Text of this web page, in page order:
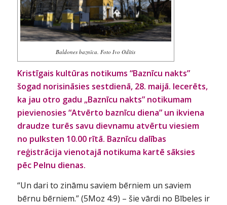
Baldones baznīca. Foto Ivo Odītis
Kristīgais kultūras notikums “Baznīcu nakts”
šogad norisināsies sestdienā, 28. maijā. Iecerēts,
ka jau otro gadu „Baznīcu nakts” notikumam
pievienosies “Atvērto baznīcu diena” un ikviena
draudze turēs savu dievnamu atvērtu viesiem
no pulksten 10.00 rītā. Baznīcu dalības
reģistrācija vienotajā notikuma kartē sāksies
pēc Pelnu dienas.
“Un dari to zināmu saviem bērniem un saviem
bērnu bērniem.” (5Moz 4:9) – šie vārdi no Bībeles ir